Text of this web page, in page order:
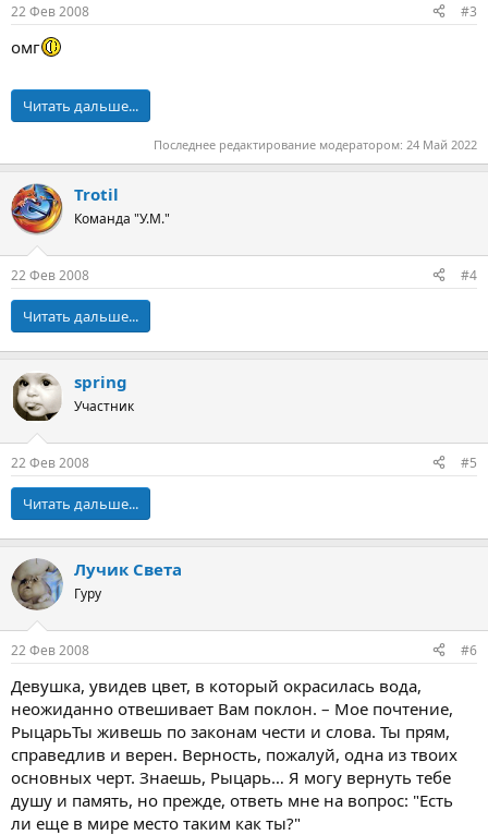
22 Фев 2008 #3
омг
Читать дальше...
Последнее редактирование модератором: 24 Май 2022
Trotil
Команда "У.М."
22 Фев 2008 #4
Читать дальше...
spring
Участник
22 Фев 2008 #5
Читать дальше...
Лучик Света
Гуру
22 Фев 2008 #6
Девушка, увидев цвет, в который окрасилась вода,
неожиданно отвешивает Вам поклон. – Мое почтение,
РыцарьТы живешь по законам чести и слова. Ты прям,
справедлив и верен. Верность, пожалуй, одна из твоих
основных черт. Знаешь, Рыцарь… Я могу вернуть тебе
душу и память, но прежде, ответь мне на вопрос: "Есть
ли еще в мире место таким как ты?"